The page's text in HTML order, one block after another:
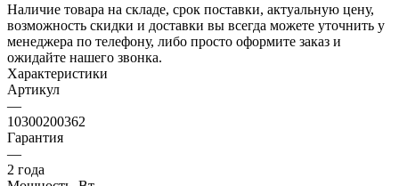
Наличие товара на складе, срок поставки, актуальную цену,
возможность скидки и доставки вы всегда можете уточнить у
менеджера по телефону, либо просто оформите заказ и
ожидайте нашего звонка.
Характеристики
Артикул
—
10300200362
Гарантия
—
2 года